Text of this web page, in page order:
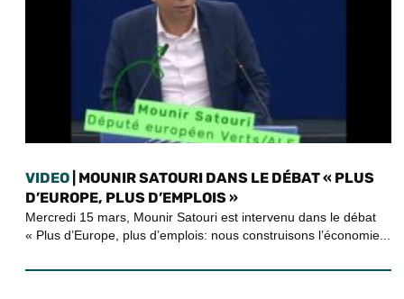
VIDEO | MOUNIR SATOURI DANS LE DÉBAT « PLUS
D’EUROPE, PLUS D’EMPLOIS »
Mercredi 15 mars, Mounir Satouri est intervenu dans le débat
« Plus d’Europe, plus d’emplois: nous construisons l’économie...